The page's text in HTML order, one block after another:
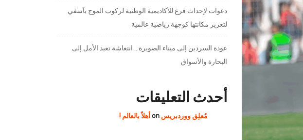
دعوات لإحداث فرع للأكاديمية الوطنية لركوب الموج بآسفي
لتعزيز مكانتها كوجهة رياضية عالمية
عودة السردين إلى ميناء الصويرة… انتعاشة تعيد الأمل إلى
البحارة والأسواق
أحدث التعليقات
مُعلِق ووردبريس أهلاً بالعالم !